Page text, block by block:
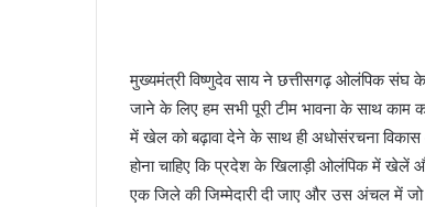
मुख्यमंत्री विष्णुदेव साय ने छत्तीसगढ़ ओलंपिक संघ के
जाने के लिए हम सभी पूरी टीम भावना के साथ काम
में खेल को बढ़ावा देने के साथ ही अधोसंरचना विकास
होना चाहिए कि प्रदेश के खिलाड़ी ओलंपिक में
एक जिले की जिम्मेदारी दी जाए और उस अंचल में